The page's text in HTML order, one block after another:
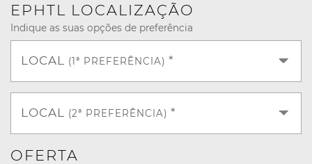
EPHTL LOCALIZAÇÃO
Indique as suas opções de preferência
LOCAL (1ª PREFERÊNCIA) *
LOCAL (2ª PREFERÊNCIA) *
OFERTA